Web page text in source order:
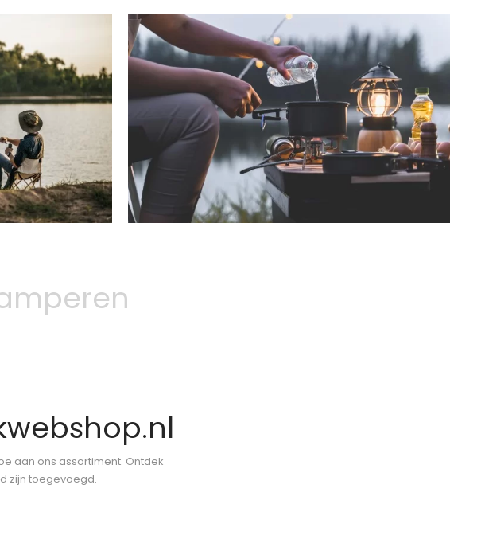
aan ons assortiment. Ontdek
zijn toegevoegd.